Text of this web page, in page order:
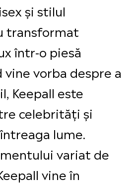
și stilul
transformat
într-o piesă
vine vorba despre a
Keepall este
celebrități și
lume.
variat de
vine în